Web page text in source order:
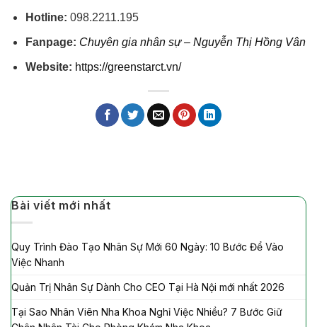
Hotline: 098.2211.195
Fanpage: Chuyên gia nhân sự – Nguyễn Thị Hồng Vân
Website: https://greenstarct.vn/
Bài viết mới nhất
Quy Trình Đào Tạo Nhân Sự Mới 60 Ngày: 10 Bước Để Vào
Việc Nhanh
Quản Trị Nhân Sự Dành Cho CEO Tại Hà Nội mới nhất 2026
Tại Sao Nhân Viên Nha Khoa Nghỉ Việc Nhiều? 7 Bước Giữ